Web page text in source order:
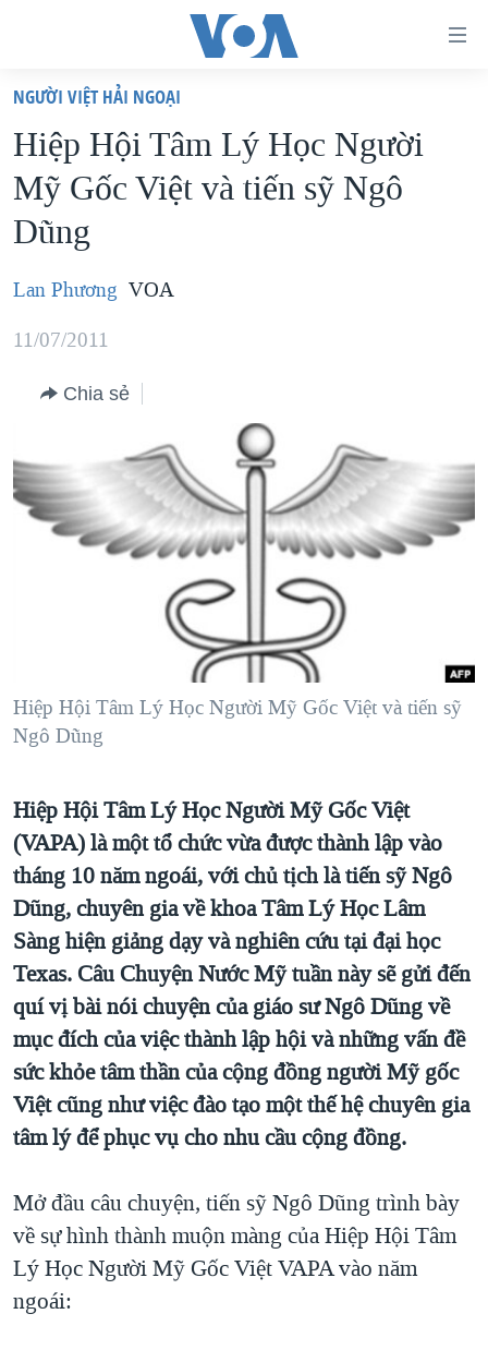
truy
cập
Tới
nội
chính
điều
hướng
Đi
tới
"Tìm"
VIỆT NAM
HOA KỲ
BIỂN ĐÔNG
THẾ GIỚI
DIỄN ĐÀN
MỤC
VẠCH TRẦN TIN GIẢ
NGƯỜI VIỆT HẢI NGOẠI
ĐỜI SỐNG
VĂN HOÁ
THỂ THAO
CHIẾN TRANH THƯƠNG MẠI CỦA MỸ: QUÁ KHỨ VÀ HIỆN
TẠI
HÀNH TRÌNH BẦU CỬ 2024
GIẢI MÃ VÀNH ĐAI & CON ĐƯỜNG
NGÀY TỊ NẠN THẾ GIỚI
GROUND ZERO – XƯA VÀ NAY
CÁC GIÁ TRỊ CỘNG HÒA Ở VIỆT NAM
THƯỢNG ĐỈNH TRUMP-KIM TẠI VIỆT NAM
TRỊNH VĨNH BÌNH VS. CHÍNH PHỦ VIỆT NAM
NGƯ DÂN VIỆT VÀ LÀN SÓNG TRỘM HẢI SÂM
BÊN KIA QUỐC LỘ: TIẾNG VỌNG TỪ NÔNG THÔN MỸ
QUAN HỆ VIỆT MỸ
HỌC TIẾNG ANH
VIDEO
Ngôn ngữ khác
NGƯỜI VIỆT HẢI NGOẠI
Hiệp Hội Tâm Lý Học Người
Mỹ Gốc Việt và tiến sỹ Ngô
Dũng
Lan Phương VOA
11/07/2011
Chia sẻ
Hiệp Hội Tâm Lý Học Người Mỹ Gốc Việt và tiến sỹ
Ngô Dũng
Hiệp Hội Tâm Lý Học Người Mỹ Gốc Việt
(VAPA) là một tổ chức vừa được thành lập vào
tháng 10 năm ngoái, với chủ tịch là tiến sỹ Ngô
Dũng, chuyên gia về khoa Tâm Lý Học Lâm
Sàng hiện giảng dạy và nghiên cứu tại đại học
Texas. Câu Chuyện Nước Mỹ tuần này sẽ gửi đến
quí vị bài nói chuyện của giáo sư Ngô Dũng về
mục đích của việc thành lập hội và những vấn đề
sức khỏe tâm thần của cộng đồng người Mỹ gốc
Việt cũng như việc đào tạo một thế hệ chuyên gia
tâm lý để phục vụ cho nhu cầu cộng đồng.
Mở đầu câu chuyện, tiến sỹ Ngô Dũng trình bày
về sự hình thành muộn màng của Hiệp Hội Tâm
Lý Học Người Mỹ Gốc Việt VAPA vào năm
ngoái: